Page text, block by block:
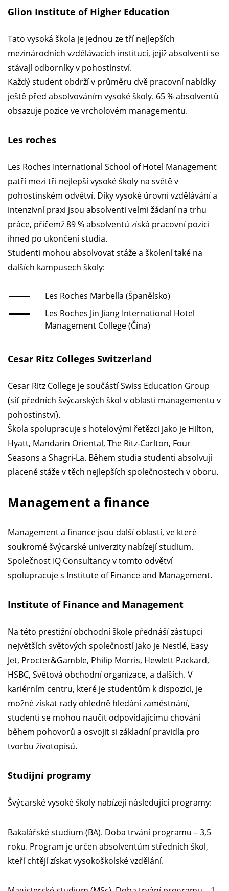
Glion Institute of Higher Education
Tato vysoká škola je jednou ze tří nejlepších
mezinárodních vzdělávacích institucí, jejíž absolventi se
stávají odborníky v pohostinství.
Každý student obdrží v průměru dvě pracovní nabídky
ještě před absolvováním vysoké školy. 65 % absolventů
obsazuje pozice ve vrcholovém managementu.
Les roches
Les Roches International School of Hotel Management
patří mezi tři nejlepší vysoké školy na světě v
pohostinském odvětví. Díky vysoké úrovni vzdělávání a
intenzivní praxi jsou absolventi velmi žádaní na trhu
práce, přičemž 89 % absolventů získá pracovní pozici
ihned po ukončení studia.
Studenti mohou absolvovat stáže a školení také na
dalších kampusech školy:
Les Roches Marbella (Španělsko)
Les Roches Jin Jiang International Hotel
Management College (Čína)
Cesar Ritz Сolleges Switzerland
Cesar Ritz Сollege je součástí Swiss Education Group
(síť předních švýcarských škol v oblasti managementu v
pohostinství).
Škola spolupracuje s hotelovými řetězci jako je Hilton,
Hyatt, Mandarin Oriental, The Ritz-Carlton, Four
Seasons a Shagri-La. Během studia studenti absolvují
placené stáže v těch nejlepších společnostech v oboru.
Management a finance
Management a finance jsou další oblastí, ve které
soukromé švýcarské univerzity nabízejí studium.
Společnost IQ Consultancy v tomto odvětví
spolupracuje s Institute of Finance and Management.
Institute of Finance and Management
Na této prestižní obchodní škole přednáší zástupci
největších světových společností jako je Nestlé, Easy
Jet, Procter&Gamble, Philip Morris, Hewlett Packard,
HSBC, Světová obchodní organizace, a dalších. V
kariérním centru, které je studentům k dispozici, je
možné získat rady ohledně hledání zaměstnání,
studenti se mohou naučit odpovídajícímu chování
během pohovorů a osvojit si základní pravidla pro
tvorbu životopisů.
Studijní programy
Švýcarské vysoké školy nabízejí následující programy:
Bakalářské studium (BA). Doba trvání programu – 3,5
roku. Program je určen absolventům středních škol,
kteří chtějí získat vysokoškolské vzdělání.